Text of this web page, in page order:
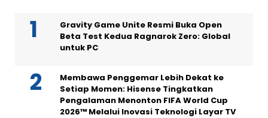
Gravity Game Unite Resmi Buka Open
Beta Test Kedua Ragnarok Zero: Global
untuk PC
Membawa Penggemar Lebih Dekat ke
Setiap Momen: Hisense Tingkatkan
Pengalaman Menonton FIFA World Cup
2026™ Melalui Inovasi Teknologi Layar TV